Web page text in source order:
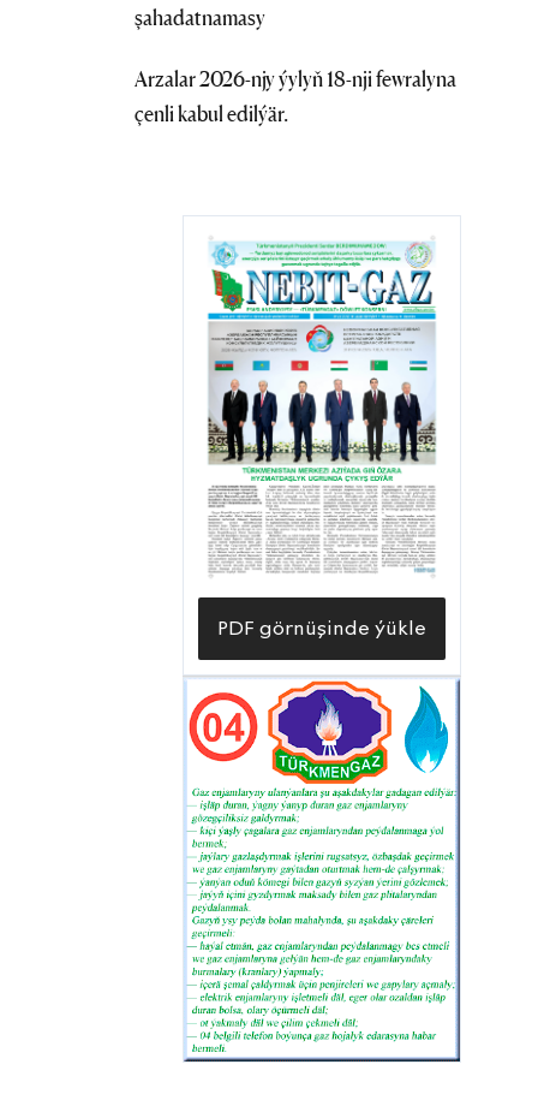
şahadatnamasy
Arzalar 2026-njy ýylyň 18-nji fewralyna
çenli kabul edilýär.
PDF görnüşinde ýükle